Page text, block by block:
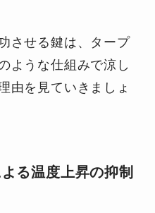
させる鍵は、タープ
ような仕組みで涼し
由を見ていきましょ
る温度上昇の抑制